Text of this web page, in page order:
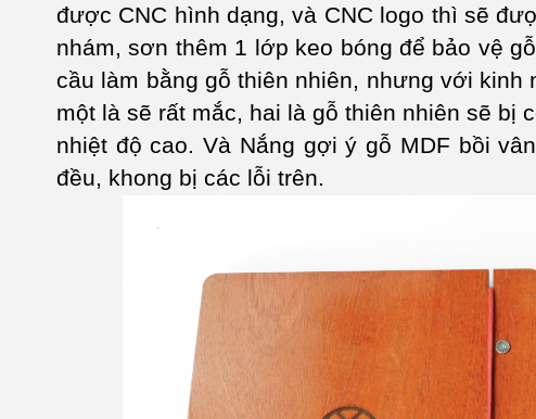
được CNC hình dạng, và CNC logo thì sẽ
nhám, sơn thêm 1 lớp keo bóng để bảo vệ
cầu làm bằng gỗ thiên nhiên, nhưng với
một là sẽ rất mắc, hai là gỗ thiên nhiên sẽ bị
nhiệt độ cao. Và Nắng gợi ý gỗ MDF bồi
đều, khong bị các lỗi trên.